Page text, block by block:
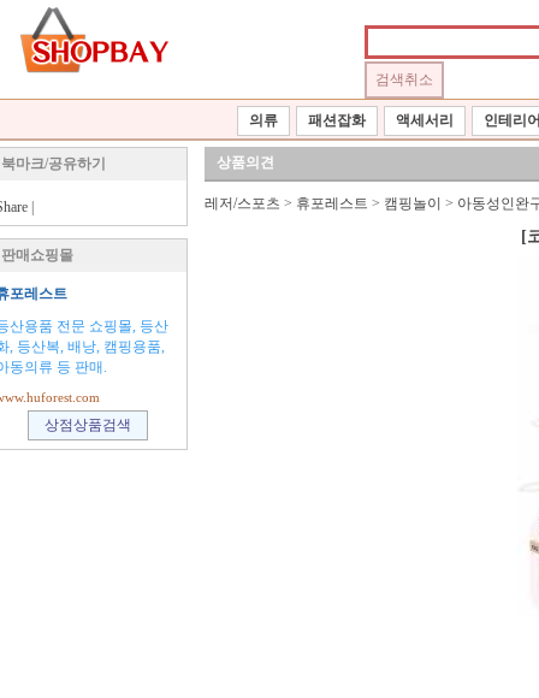
의류 패션잡화 액세서리 인테리
북마크/공유하기
판매쇼핑몰
포레스트
산용품 전문 쇼핑몰, 등산
, 등산복, 배낭, 캠핑용품,
동의류 등 판매.
상품의견
레저/스포츠 > 휴포레스트 > 캠핑놀이 > 아동성인완
[